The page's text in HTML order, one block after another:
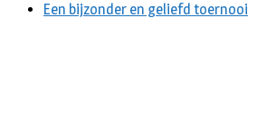
Een bijzonder en geliefd toernooi